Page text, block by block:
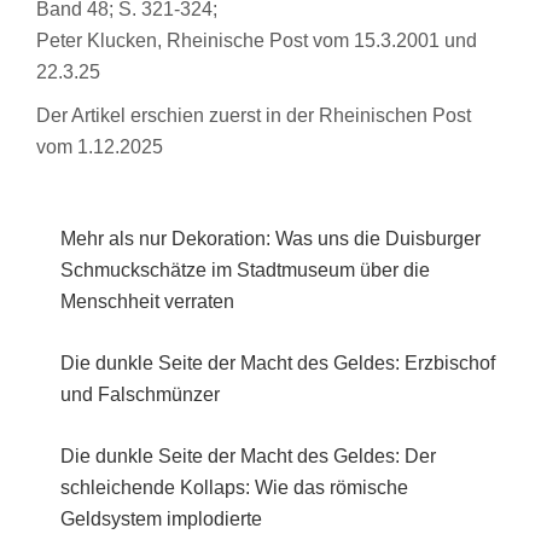
Band 48; S. 321-324;
Peter Klucken, Rheinische Post vom 15.3.2001 und
22.3.25
Der Artikel erschien zuerst in der Rheinischen Post
vom 1.12.2025
Mehr als nur Dekoration: Was uns die Duisburger
Schmuckschätze im Stadtmuseum über die
Menschheit verraten
Die dunkle Seite der Macht des Geldes: Erzbischof
und Falschmünzer
Die dunkle Seite der Macht des Geldes: Der
schleichende Kollaps: Wie das römische
Geldsystem implodierte